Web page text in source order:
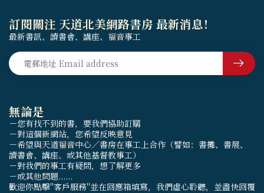
無論是
－您有找不到的書，要我們協助訂購
－對這個新網站，您希望反映意見
－希望與天道福音中心／書房在事工上合作（譬如：書攤、書展、
讀書會、講座、或其他基督教事工）
－對我們的事工有疑問，想了解更多
－或其他問題......
歡迎你點擊"客戶服務"並在回應箱填寫，我們虛心聆聽，並盡快回覆
訂閱關注 天道北美網路書房 最新消息！
最新書訊、讀書會、講座、福音事工